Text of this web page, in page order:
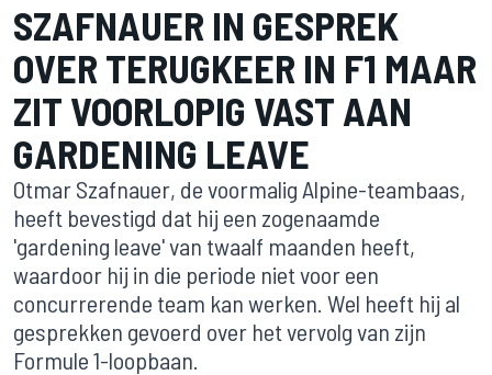
SZAFNAUER IN GESPREK
OVER TERUGKEER IN F1 MAAR
ZIT VOORLOPIG VAST AAN
GARDENING LEAVE
Otmar Szafnauer, de voormalig Alpine-teambaas,
heeft bevestigd dat hij een zogenaamde
'gardening leave' van twaalf maanden heeft,
waardoor hij in die periode niet voor een
concurrerende team kan werken. Wel heeft hij al
gesprekken gevoerd over het vervolg van zijn
Formule 1-loopbaan.